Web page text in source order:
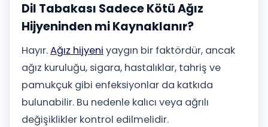
Dil Tabakası Sadece Kötü Ağız
Hijyeninden mi Kaynaklanır?
Hayır.Ağız hijyeni yaygın bir faktördür, ancak
ağız kuruluğu, sigara, hastalıklar, tahriş ve
pamukçuk gibi enfeksiyonlar da katkıda
bulunabilir. Bu nedenle kalıcı veya ağrılı
değişiklikler kontrol edilmelidir.